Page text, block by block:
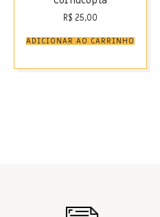
R$ 25,00
ADICIONAR AO CARRINHO